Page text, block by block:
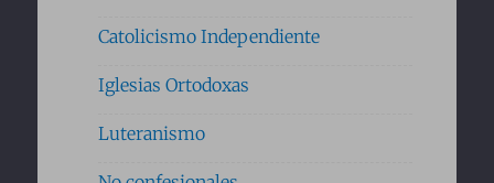
Catolicismo Independiente
Iglesias Ortodoxas
Luteranismo